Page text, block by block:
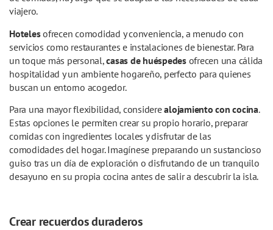
viajero.
Hotelesofrecen comodidad y conveniencia, a menudo con
servicios como restaurantes e instalaciones de bienestar. Para
un toque más personal,casas de huéspedesofrecen una cálida
hospitalidad y un ambiente hogareño, perfecto para quienes
buscan un entorno acogedor.
Para una mayor flexibilidad, considerealojamiento con cocina.
Estas opciones le permiten crear su propio horario, preparar
comidas con ingredientes locales y disfrutar de las
comodidades del hogar. Imagínese preparando un sustancioso
guiso tras un día de exploración o disfrutando de un tranquilo
desayuno en su propia cocina antes de salir a descubrir la isla.
Crear recuerdos duraderos